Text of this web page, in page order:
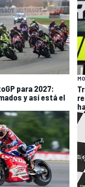
para 2027:
y así está el